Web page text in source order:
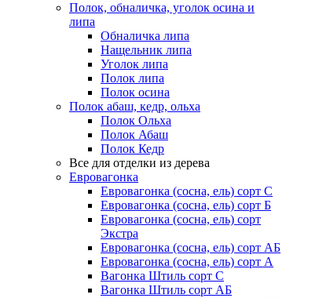
Полок, обналичка, уголок осина и
липа
Обналичка липа
Нащельник липа
Уголок липа
Полок липа
Полок осина
Полок абаш, кедр, ольха
Полок Ольха
Полок Абаш
Полок Кедр
Все для отделки из дерева
Евровагонка
Евровагонка (сосна, ель) сорт С
Евровагонка (сосна, ель) сорт Б
Евровагонка (сосна, ель) сорт
Экстра
Евровагонка (сосна, ель) сорт АБ
Евровагонка (сосна, ель) сорт А
Вагонка Штиль сорт С
Вагонка Штиль сорт АБ